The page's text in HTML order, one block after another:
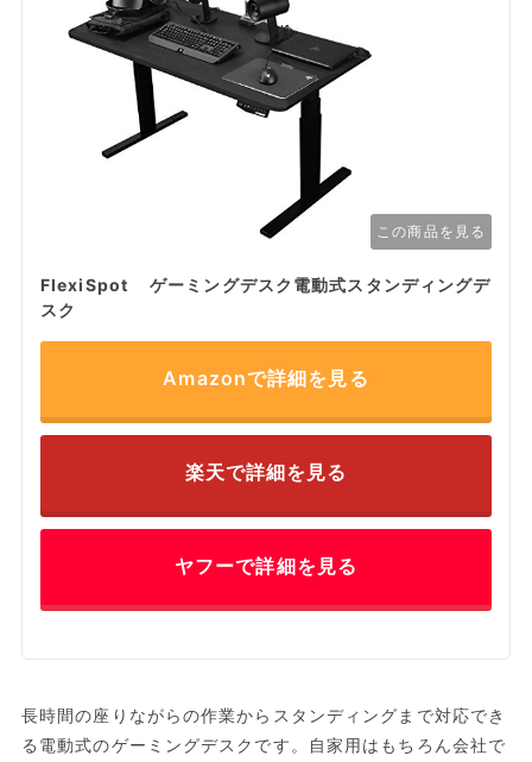
この商品を見る
FlexiSpot ゲーミングデスク電動式スタンディングデ
スク
Amazonで詳細を見る
楽天で詳細を見る
ヤフーで詳細を見る
長時間の座りながらの作業からスタンディングまで対応でき
る電動式のゲーミングデスクです。​自家用はもちろん会社で